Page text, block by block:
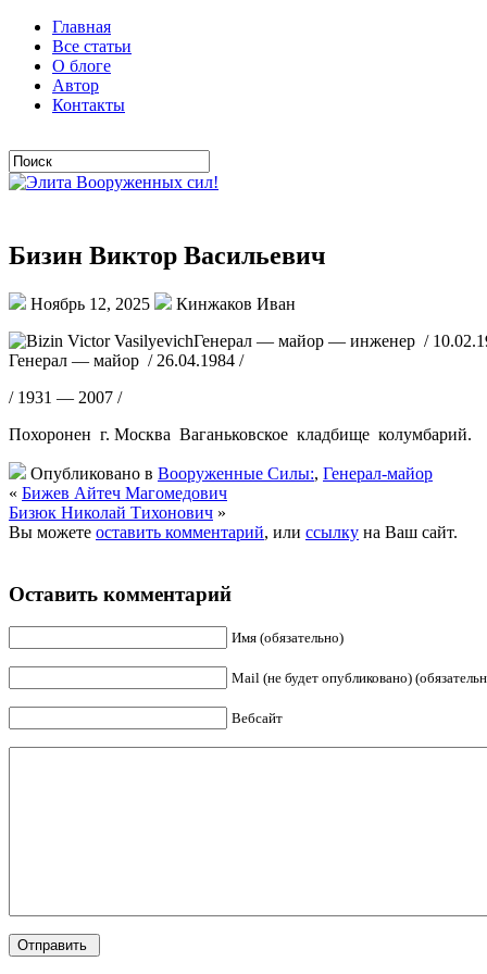
Главная
Все статьи
О блоге
Автор
Контакты
Бизин Виктор Васильевич
Ноябрь 12, 2025
Кинжаков Иван
Генерал — майор — инженер /
Генерал — майор / 26.04.1984 /
/ 1931 — 2007 /
Похоронен г. Москва Ваганьковское кладбище колумбарий.
Опубликовано в Вооруженные Силы:, Генерал-майор
« Бижев Айтеч Магомедович
Бизюк Николай Тихонович »
Вы можете оставить комментарий, или ссылку на Ваш сайт.
Оставить комментарий
Имя (обязательно)
Mail (не будет опубликовано)
Вебсайт